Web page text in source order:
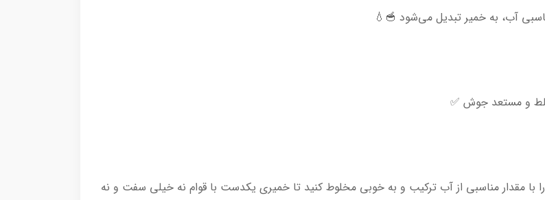
آب، به خمیر تبدیل می‌شود 🥣💧
و مستعد جوش ✅
غذاخوری از پودر ماسک را با مقدار مناسبی از آب ترکیب و به خوبی مخلوط کنید تا خمیری یکدست با قوام نه خیلی سفت و نه